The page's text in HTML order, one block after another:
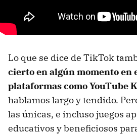
Lo que se dice de TikTok
cierto en algún momento en
plataformas como YouTube
hablamos largo y tendido.
las únicas, e incluso juegos
educativos y beneficiosos